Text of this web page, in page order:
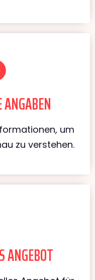
um
zu verstehen.
ANGEBOT